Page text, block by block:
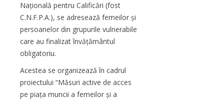
Națională pentru Calificări (fost
C.N.F.P.A.), se adresează femeilor și
persoanelor din grupurile vulnerabile
care au finalizat învățământul
obligatoriu.
Acestea se organizează în cadrul
proiectului “Măsuri active de acces
pe piața muncii a femeilor și a